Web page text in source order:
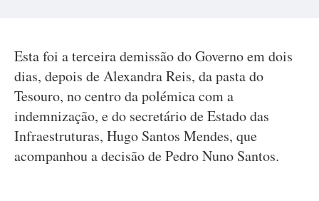
Esta foi a terceira demissão do Governo em dois
dias, depois de Alexandra Reis, da pasta do
Tesouro, no centro da polémica com a
indemnização, e do secretário de Estado das
Infraestruturas, Hugo Santos Mendes, que
acompanhou a decisão de Pedro Nuno Santos.